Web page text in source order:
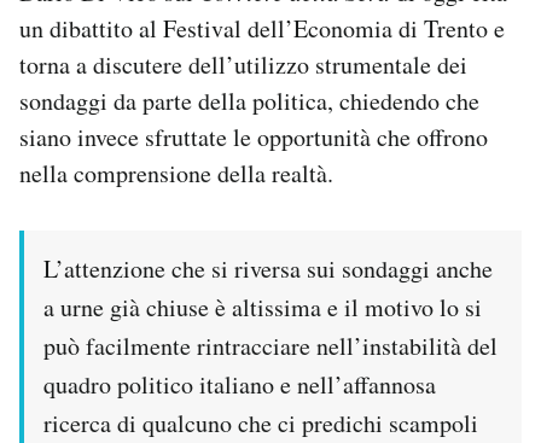
SHOP
CALENDARIO
Area Personale
Newsletter
Notifiche mobile
Regala il Post
Hai bisogno di aiuto?
Esci
un dibattito al Festival dell’Economia di Trento e
torna a discutere dell’utilizzo strumentale dei
sondaggi da parte della politica, chiedendo che
siano invece sfruttate le opportunità che offrono
nella comprensione della realtà.
L’attenzione che si riversa sui sondaggi anche
a urne già chiuse è altissima e il motivo lo si
può facilmente rintracciare nell’instabilità del
quadro politico italiano e nell’affannosa
ricerca di qualcuno che ci predichi scampoli